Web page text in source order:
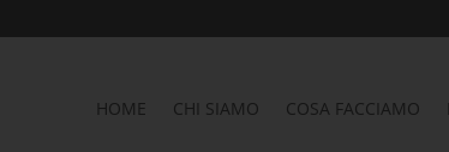
HOME CHI SIAMO COSA FACCIAMO
Auto
VELAR - Vasca